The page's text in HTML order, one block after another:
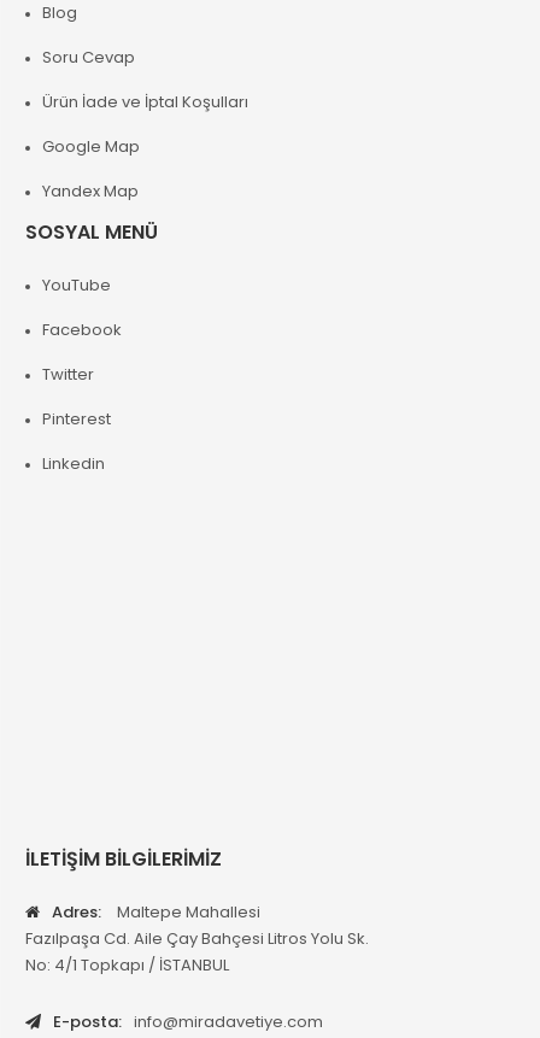
Blog
Soru Cevap
Ürün İade ve İptal Koşulları
Google Map
Yandex Map
SOSYAL MENÜ
YouTube
Facebook
Twitter
Pinterest
Linkedin
İLETİŞİM BİLGİLERİMİZ
Adres:
Maltepe Mahallesi
Fazılpaşa Cd. Aile Çay Bahçesi Litros Yolu Sk.
No: 4/1 Topkapı / İSTANBUL
E-posta: info@miradavetiye.com